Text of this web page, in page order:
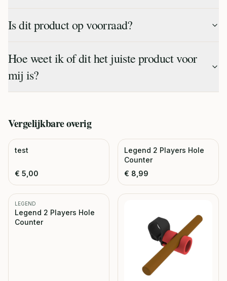
Is dit product op voorraad?
Hoe weet ik of dit het juiste product voor
mij is?
Vergelijkbareoverig
test
€ 5,00
Legend 2 Players Hole
Counter
€ 8,99
LEGEND
Legend 2 Players Hole
Counter